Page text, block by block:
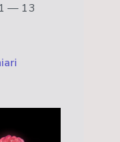
— 13